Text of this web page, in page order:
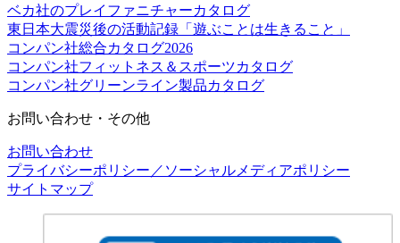
ベカ社のプレイファニチャーカタログ
東日本大震災後の活動記録「遊ぶことは生きること」
コンパン社総合カタログ2026
コンパン社フィットネス＆スポーツカタログ
コンパン社グリーンライン製品カタログ
お問い合わせ・その他
お問い合わせ
プライバシーポリシー／ソーシャルメディアポリシー
サイトマップ